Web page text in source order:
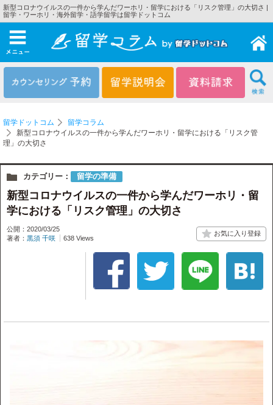
新型コロナウイルスの一件から学んだワーホリ・留学における「リスク管理」の大切さ |
留学・ワーホリ・海外留学・語学留学は留学ドットコム
メニュー
留学ドットコム
留学コラム
新型コロナウイルスの一件から学んだワーホリ・留学における「リスク管
理」の大切さ
カテゴリー： 留学の準備
新型コロナウイルスの一件から学んだワーホリ・留
学における「リスク管理」の大切さ
公開：2020/03/25
著者： 黒須 千咲 638 Views